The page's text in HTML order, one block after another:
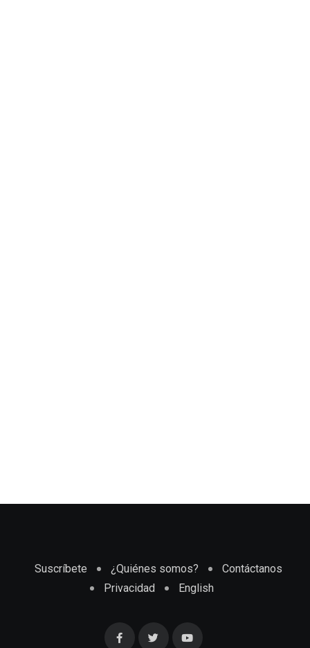
Suscríbete ¿Quiénes somos?
Contáctanos
Privacidad
English